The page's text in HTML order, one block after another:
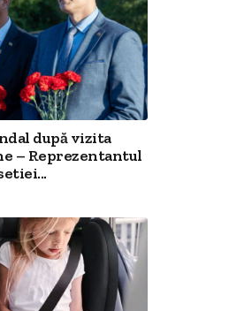
după vizita
– Reprezentantul